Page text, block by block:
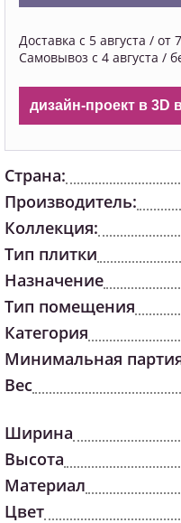
Страна:
Производитель:
Коллекция:
Тип плитки
Назначение
Тип помещения
Категория
Минимальная
Вес
Ширина
Высота
Материал
Цвет
Доставка с 5 августа / от
Самовывоз с 4 августа /
дизайн-проект в 3D